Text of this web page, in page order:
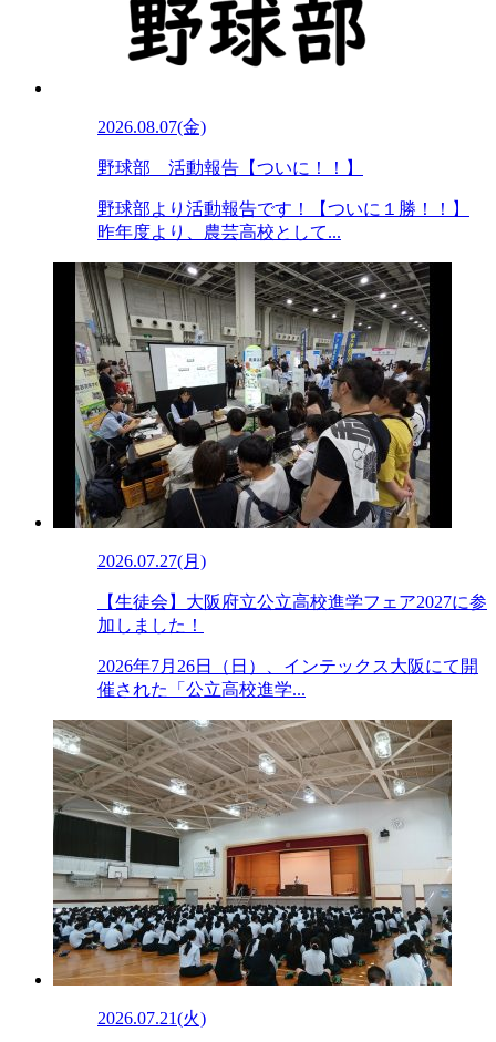
2026.08.07(金)
野球部 活動報告【ついに！！】
野球部より活動報告です！【ついに１勝！！】
昨年度より、農芸高校として...
2026.07.27(月)
【生徒会】大阪府立公立高校進学フェア2027に参
加しました！
2026年7月26日（日）、インテックス大阪にて開
催された「公立高校進学...
2026.07.21(火)